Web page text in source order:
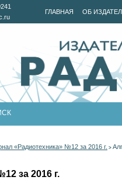
ГЛАВНАЯ ОБ
«Радиотехника» №12 за 2016 г. >
за 2016 г.